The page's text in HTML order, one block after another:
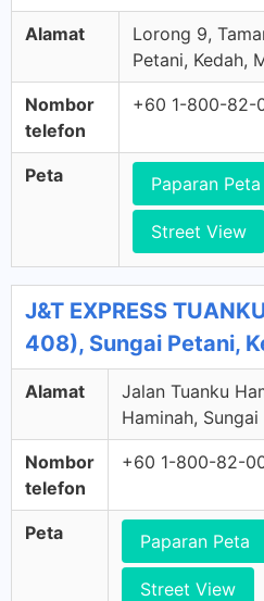
Alamat
Lorong 9,
Petani, Kedah,
Nombor
telefon
+60 1-800-82-
Peta Paparan Peta
Street View
J&T EXPRESS
408), Sungai Petani,
Alamat
Jalan Tuanku
Haminah,
Nombor
telefon
+60 1-800-82-
Peta Paparan Peta
Street View